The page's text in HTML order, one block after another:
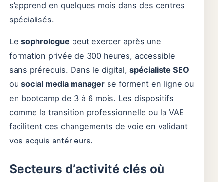
s’apprend en quelques mois dans des centres
spécialisés.
Le sophrologue peut exercer après une
formation privée de 300 heures, accessible
sans prérequis. Dans le digital, spécialiste SEO
ou social media manager se forment en ligne ou
en bootcamp de 3 à 6 mois. Les dispositifs
comme la transition professionnelle ou la VAE
facilitent ces changements de voie en validant
vos acquis antérieurs.
Secteurs d’activité clés où